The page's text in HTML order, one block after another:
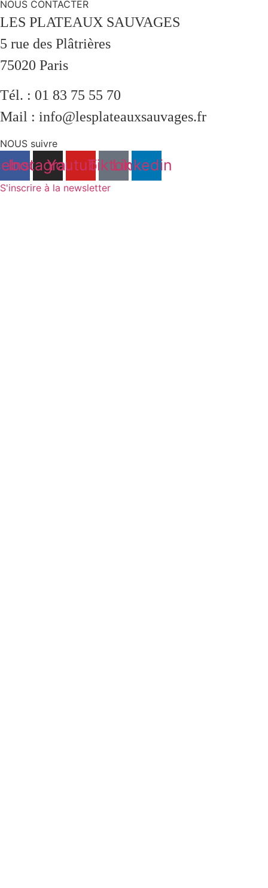
NOUS CONTACTER
LES PLATEAUX SAUVAGES
5 rue des Plâtrières
75020 Paris
Tél. : 01 83 75 55 70
Mail : info@lesplateauxsauvages.fr
NOUS suivre
Instagram
YoutubeTiktokLinkedin
S'inscrire à la newsletter